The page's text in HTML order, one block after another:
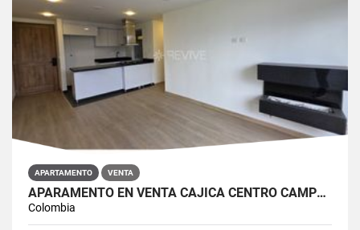
APARTAMENTO VENTA
APARAMENTO EN VENTA CAJICÁ CENTRO CAMPUS CLUB RESERVADO
Colombia